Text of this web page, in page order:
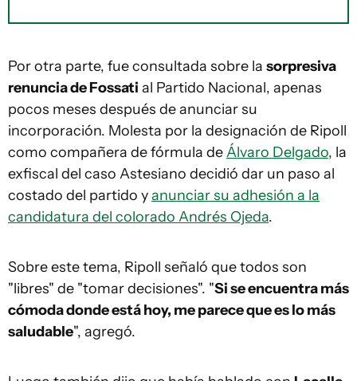
Por otra parte, fue consultada sobre la sorpresiva
renuncia de Fossati al Partido Nacional, apenas
pocos meses después de anunciar su
incorporación. Molesta por la designación de Ripoll
como compañera de fórmula deÁlvaro Delgado, la
exfiscal del caso Astesiano decidió dar un paso al
costado del partido yanunciar su adhesión a la
candidatura del colorado Andrés Ojeda.
Sobre este tema, Ripoll señaló que todos son
"libres" de "tomar decisiones". "Si se encuentra más
cómoda donde está hoy, me parece que es lo más
saludable", agregó.